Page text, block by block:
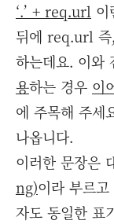
‘.’ + req.url 이
뒤에 req.url 즉,
하는데요. 이와
용하는 경우 이
에 주목해 주세
나옵니다.
이러한 문장은
ng)이라 부르고
자도 동일한 표